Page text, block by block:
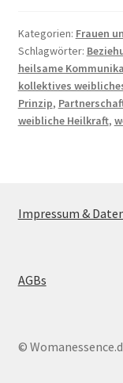
Kategorien: Frauen
Schlagwörter:
heilsame
kollektives
Prinzip,
weibliche Heilkraft,
Impressum &
AGBs
©